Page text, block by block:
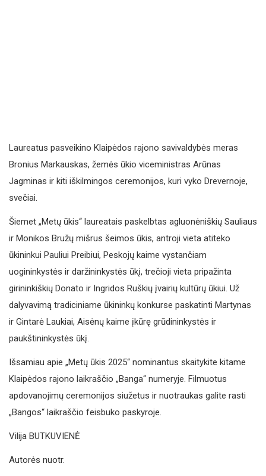
Laureatus pasveikino Klaipėdos rajono savivaldybės meras
Bronius Markauskas, žemės ūkio viceministras Arūnas
Jagminas ir kiti iškilmingos ceremonijos, kuri vyko Drevernoje,
svečiai.
Šiemet „Metų ūkis“ laureatais paskelbtas agluonėniškių Sauliaus
ir Monikos Bružų mišrus šeimos ūkis, antroji vieta atiteko
ūkininkui Pauliui Preibiui, Peskojų kaime vystančiam
uogininkystės ir daržininkystės ūkį, trečioji vieta pripažinta
girininkiškių Donato ir Ingridos Ruškių įvairių kultūrų ūkiui. Už
dalyvavimą tradiciniame ūkininkų konkurse paskatinti Martynas
ir Gintarė Laukiai, Aisėnų kaime įkūrę grūdininkystės ir
paukštininkystės ūkį.
Išsamiau apie „Metų ūkis 2025“ nominantus skaitykite kitame
Klaipėdos rajono laikraščio „Banga“ numeryje. Filmuotus
apdovanojimų ceremonijos siužetus ir nuotraukas galite rasti
„Bangos“ laikraščio feisbuko paskyroje.
Vilija BUTKUVIENĖ
Autorės nuotr.